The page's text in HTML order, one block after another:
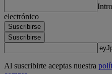
electrónico
Suscribirse
Suscribirse
Al suscribirte aceptas nuestra